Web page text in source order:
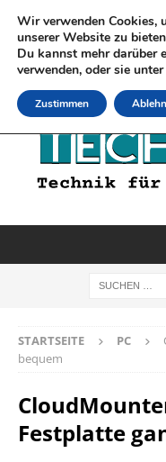
STARTSEITE PC
bequem
Festplatte
Wir verwenden Cookies,
unserer Website zu
Du kannst mehr darüber
verwenden, oder sie unter
Zustimmen